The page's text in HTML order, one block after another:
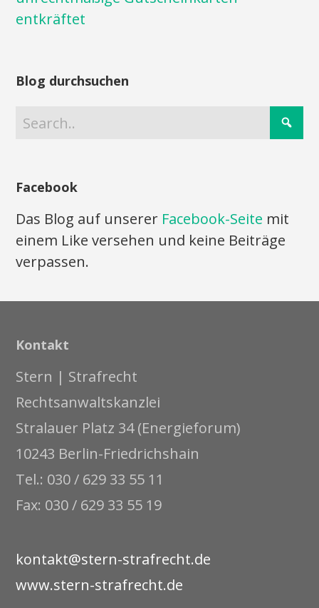
entkräftet
Blog durchsuchen
Facebook
Das Blog auf unserer Facebook-Seite mit
einem Like versehen und keine Beiträge
verpassen.
Kontakt
Stern | Strafrecht
Rechtsanwaltskanzlei
Stralauer Platz 34 (Energieforum)
10243 Berlin-Friedrichshain
Tel.: 030 / 629 33 55 11
Fax: 030 / 629 33 55 19
kontakt@stern-strafrecht.de
www.stern-strafrecht.de